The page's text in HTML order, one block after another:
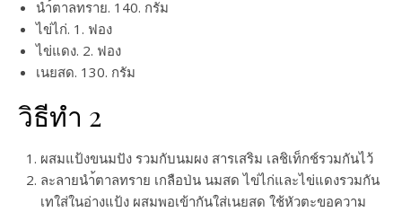
นำ้ตาลทราย. 140. กรัม
ไข่ไก่. 1. ฟอง
ไข่แดง. 2. ฟอง
เนยสด. 130. กรัม
วิธีทำ 2
ผสมแป้งขนมปัง รวมกับนมผง สารเสริม เลชิเท็กช์รวมกันไว้
ละลายนำ้ตาลทราย เกลือป่น นมสด ไข่ไก่และไข่แดงรวมกัน
เทใส่ในอ่างแป้ง ผสมพอเข้ากันใส่เนยสด ใช้หัวตะขอความ